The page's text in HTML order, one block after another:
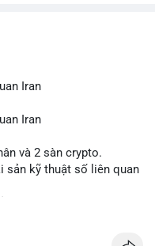
Iran
Iran
và 2 sàn crypto.
sản kỹ thuật số liên quan
tăng áp lực pháp lý.